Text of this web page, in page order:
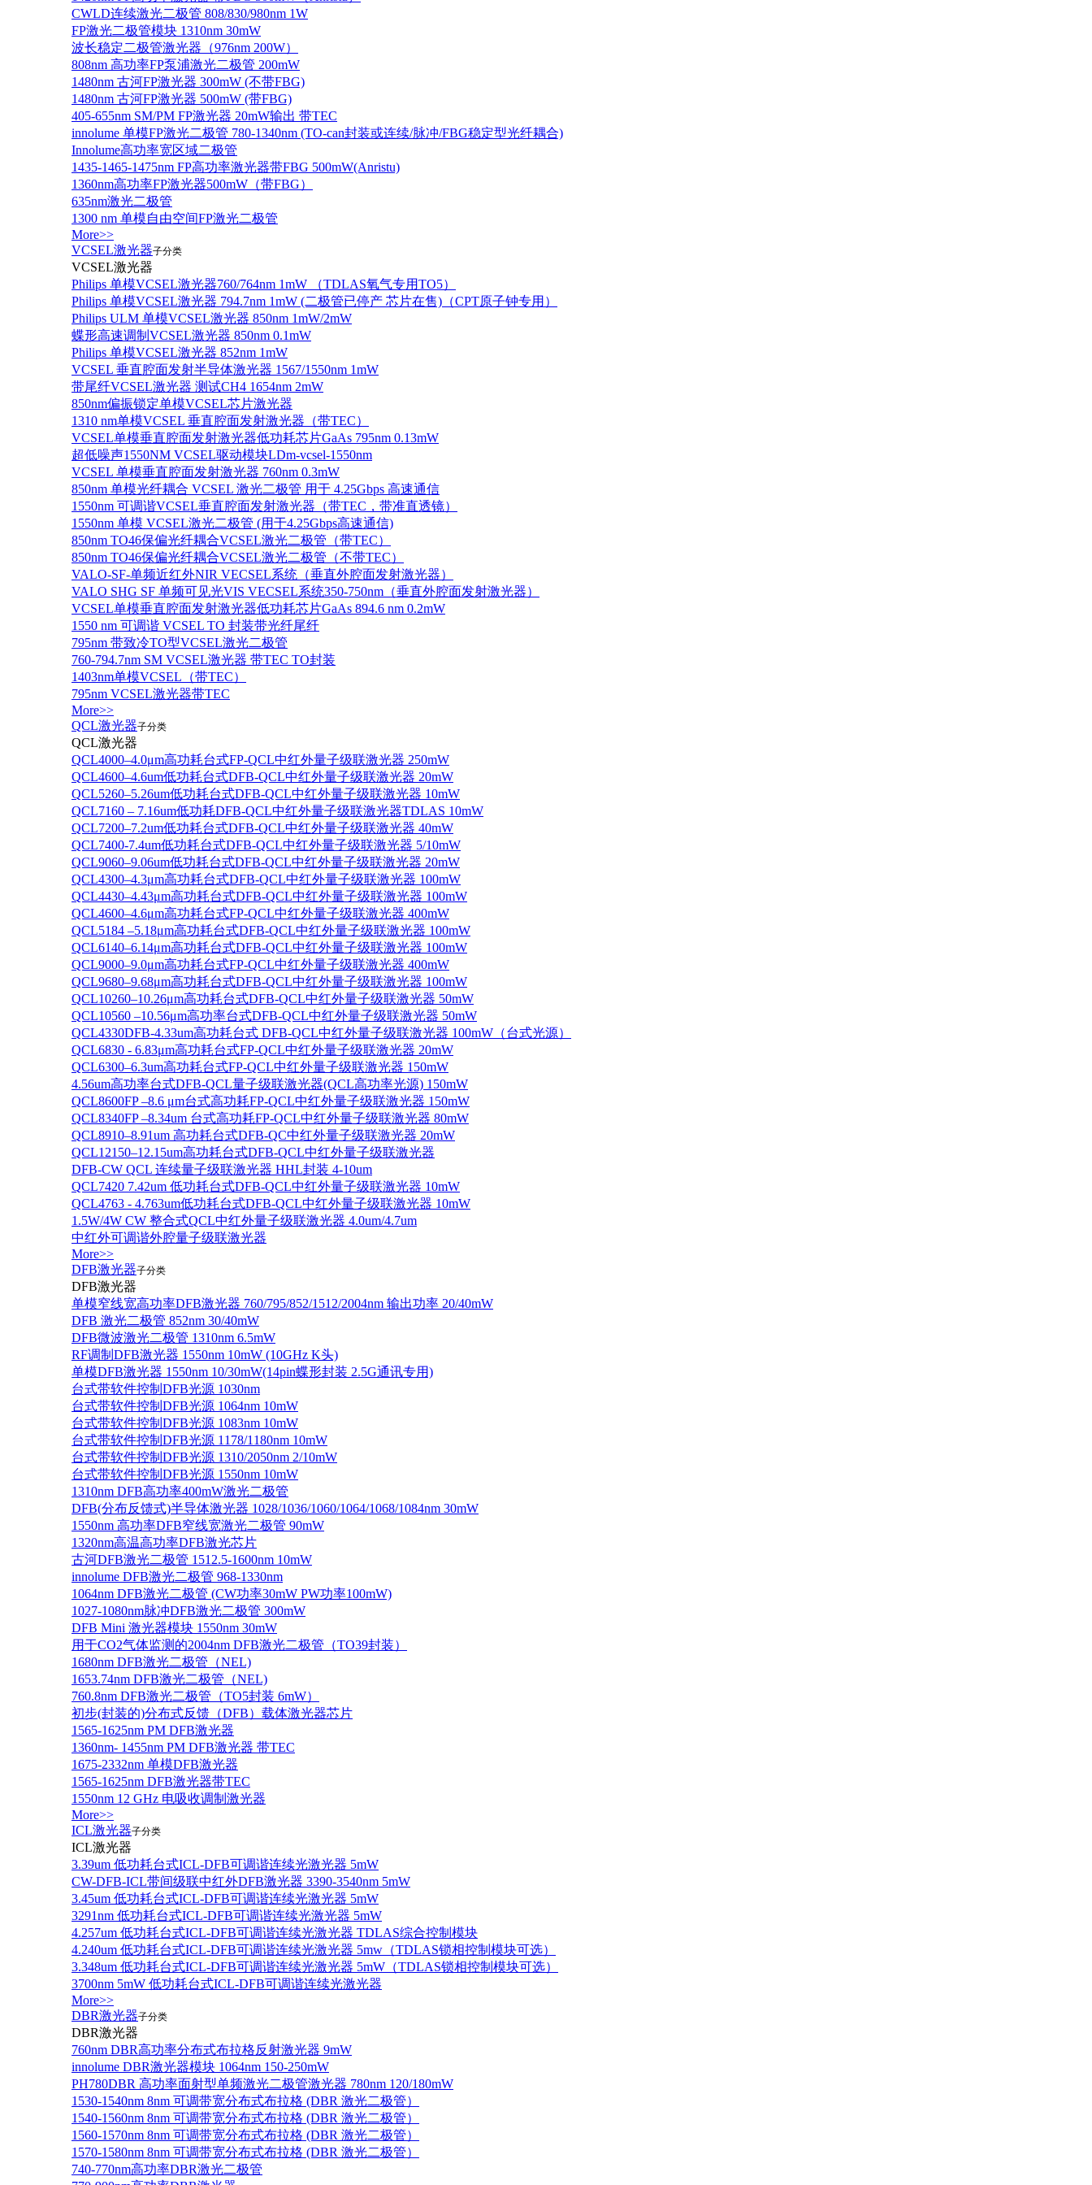
CWLD连续激光二极管 808/830/980nm 1W
FP激光二极管模块 1310nm 30mW
波长稳定二极管激光器（976nm 200W）
808nm 高功率FP泵浦激光二极管 200mW
1480nm 古河FP激光器 300mW (不带FBG)
1480nm 古河FP激光器 500mW (带FBG)
405-655nm SM/PM FP激光器 20mW输出 带TEC
innolume 单模FP激光二极管 780-1340nm (TO-can封装或连续/脉冲/FBG稳定型光纤耦合)
Innolume高功率宽区域二极管
1435-1465-1475nm FP高功率激光器带FBG 500mW(Anristu)
1360nm高功率FP激光器500mW（带FBG）
635nm激光二极管
1300 nm 单模自由空间FP激光二极管
More>>
VCSEL激光器子分类
VCSEL激光器
Philips 单模VCSEL激光器760/764nm 1mW （TDLAS氧气专用TO5）
Philips 单模VCSEL激光器 794.7nm 1mW (二极管已停产 芯片在售)（CPT原子钟专用）
Philips ULM 单模VCSEL激光器 850nm 1mW/2mW
蝶形高速调制VCSEL激光器 850nm 0.1mW
Philips 单模VCSEL激光器 852nm 1mW
VCSEL 垂直腔面发射半导体激光器 1567/1550nm 1mW
带尾纤VCSEL激光器 测试CH4 1654nm 2mW
850nm偏振锁定单模VCSEL芯片激光器
1310 nm单模VCSEL 垂直腔面发射激光器（带TEC）
VCSEL单模垂直腔面发射激光器低功耗芯片GaAs 795nm 0.13mW
超低噪声1550NM VCSEL驱动模块LDm-vcsel-1550nm
VCSEL 单模垂直腔面发射激光器 760nm 0.3mW
850nm 单模光纤耦合 VCSEL 激光二极管 用于 4.25Gbps 高速通信
1550nm 可调谐VCSEL垂直腔面发射激光器（带TEC，带准直透镜）
1550nm 单模 VCSEL激光二极管 (用于4.25Gbps高速通信)
850nm TO46保偏光纤耦合VCSEL激光二极管（带TEC）
850nm TO46保偏光纤耦合VCSEL激光二极管（不带TEC）
VALO-SF-单频近红外NIR VECSEL系统（垂直外腔面发射激光器）
VALO SHG SF 单频可见光VIS VECSEL系统350-750nm（垂直外腔面发射激光器）
VCSEL单模垂直腔面发射激光器低功耗芯片GaAs 894.6 nm 0.2mW
1550 nm 可调谐 VCSEL TO 封装带光纤尾纤
795nm 带致冷TO型VCSEL激光二极管
760-794.7nm SM VCSEL激光器 带TEC TO封装
1403nm单模VCSEL（带TEC）
795nm VCSEL激光器带TEC
More>>
QCL激光器子分类
QCL激光器
QCL4000–4.0μm高功耗台式FP-QCL中红外量子级联激光器 250mW
QCL4600–4.6um低功耗台式DFB-QCL中红外量子级联激光器 20mW
QCL5260–5.26um低功耗台式DFB-QCL中红外量子级联激光器 10mW
QCL7160 – 7.16um低功耗DFB-QCL中红外量子级联激光器TDLAS 10mW
QCL7200–7.2um低功耗台式DFB-QCL中红外量子级联激光器 40mW
QCL7400-7.4um低功耗台式DFB-QCL中红外量子级联激光器 5/10mW
QCL9060–9.06um低功耗台式DFB-QCL中红外量子级联激光器 20mW
QCL4300–4.3μm高功耗台式DFB-QCL中红外量子级联激光器 100mW
QCL4430–4.43μm高功耗台式DFB-QCL中红外量子级联激光器 100mW
QCL4600–4.6μm高功耗台式FP-QCL中红外量子级联激光器 400mW
QCL5184 –5.18μm高功耗台式DFB-QCL中红外量子级联激光器 100mW
QCL6140–6.14μm高功耗台式DFB-QCL中红外量子级联激光器 100mW
QCL9000–9.0μm高功耗台式FP-QCL中红外量子级联激光器 400mW
QCL9680–9.68μm高功耗台式DFB-QCL中红外量子级联激光器 100mW
QCL10260–10.26μm高功耗台式DFB-QCL中红外量子级联激光器 50mW
QCL10560 –10.56μm高功率台式DFB-QCL中红外量子级联激光器 50mW
QCL4330DFB-4.33um高功耗台式 DFB-QCL中红外量子级联激光器 100mW（台式光源）
QCL6830 - 6.83μm高功耗台式FP-QCL中红外量子级联激光器 20mW
QCL6300–6.3um高功耗台式FP-QCL中红外量子级联激光器 150mW
4.56um高功率台式DFB-QCL量子级联激光器(QCL高功率光源) 150mW
QCL8600FP –8.6 μm台式高功耗FP-QCL中红外量子级联激光器 150mW
QCL8340FP –8.34um 台式高功耗FP-QCL中红外量子级联激光器 80mW
QCL8910–8.91um 高功耗台式DFB-QC中红外量子级联激光器 20mW
QCL12150–12.15um高功耗台式DFB-QCL中红外量子级联激光器
DFB-CW QCL 连续量子级联激光器 HHL封装 4-10um
QCL7420 7.42um 低功耗台式DFB-QCL中红外量子级联激光器 10mW
QCL4763 - 4.763um低功耗台式DFB-QCL中红外量子级联激光器 10mW
1.5W/4W CW 整合式QCL中红外量子级联激光器 4.0um/4.7um
中红外可调谐外腔量子级联激光器
More>>
DFB激光器子分类
DFB激光器
单模窄线宽高功率DFB激光器 760/795/852/1512/2004nm 输出功率 20/40mW
DFB 激光二极管 852nm 30/40mW
DFB微波激光二极管 1310nm 6.5mW
RF调制DFB激光器 1550nm 10mW (10GHz K头)
单模DFB激光器 1550nm 10/30mW(14pin蝶形封装 2.5G通讯专用)
台式带软件控制DFB光源 1030nm
台式带软件控制DFB光源 1064nm 10mW
台式带软件控制DFB光源 1083nm 10mW
台式带软件控制DFB光源 1178/1180nm 10mW
台式带软件控制DFB光源 1310/2050nm 2/10mW
台式带软件控制DFB光源 1550nm 10mW
1310nm DFB高功率400mW激光二极管
DFB(分布反馈式)半导体激光器 1028/1036/1060/1064/1068/1084nm 30mW
1550nm 高功率DFB窄线宽激光二极管 90mW
1320nm高温高功率DFB激光芯片
古河DFB激光二极管 1512.5-1600nm 10mW
innolume DFB激光二极管 968-1330nm
1064nm DFB激光二极管 (CW功率30mW PW功率100mW)
1027-1080nm脉冲DFB激光二极管 300mW
DFB Mini 激光器模块 1550nm 30mW
用于CO2气体监测的2004nm DFB激光二极管（TO39封装）
1680nm DFB激光二极管（NEL)
1653.74nm DFB激光二极管（NEL)
760.8nm DFB激光二极管（TO5封装 6mW）
初步(封装的)分布式反馈（DFB）载体激光器芯片
1565-1625nm PM DFB激光器
1360nm- 1455nm PM DFB激光器 带TEC
1675-2332nm 单模DFB激光器
1565-1625nm DFB激光器带TEC
1550nm 12 GHz 电吸收调制激光器
More>>
ICL激光器子分类
ICL激光器
3.39um 低功耗台式ICL-DFB可调谐连续光激光器 5mW
CW-DFB-ICL带间级联中红外DFB激光器 3390-3540nm 5mW
3.45um 低功耗台式ICL-DFB可调谐连续光激光器 5mW
3291nm 低功耗台式ICL-DFB可调谐连续光激光器 5mW
4.257um 低功耗台式ICL-DFB可调谐连续光激光器 TDLAS综合控制模块
4.240um 低功耗台式ICL-DFB可调谐连续光激光器 5mw（TDLAS锁相控制模块可选）
3.348um 低功耗台式ICL-DFB可调谐连续光激光器 5mW（TDLAS锁相控制模块可选）
3700nm 5mW 低功耗台式ICL-DFB可调谐连续光激光器
More>>
DBR激光器子分类
DBR激光器
760nm DBR高功率分布式布拉格反射激光器 9mW
innolume DBR激光器模块 1064nm 150-250mW
PH780DBR 高功率面射型单频激光二极管激光器 780nm 120/180mW
1530-1540nm 8nm 可调带宽分布式布拉格 (DBR 激光二极管）
1540-1560nm 8nm 可调带宽分布式布拉格 (DBR 激光二极管）
1560-1570nm 8nm 可调带宽分布式布拉格 (DBR 激光二极管）
1570-1580nm 8nm 可调带宽分布式布拉格 (DBR 激光二极管）
740-770nm高功率DBR激光二极管